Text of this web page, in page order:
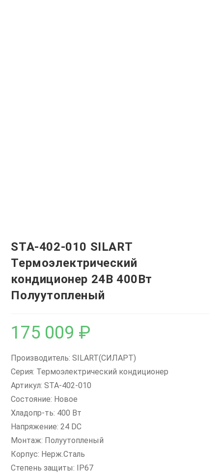
STA-402-010 SILART
Термоэлектрический
кондиционер 24В 400Вт
Полуутопленый
175 009 ₽
Производитель: SILART(СИЛАРТ)
Серия: Термоэлектрический кондиционер
Артикул: STA-402-010
Состояние: Новое
Хладопр-ть: 400 Вт
Напряжение: 24 DC
Монтаж: Полуутопленый
Корпус: Нерж.Сталь
Степень защиты: IP67